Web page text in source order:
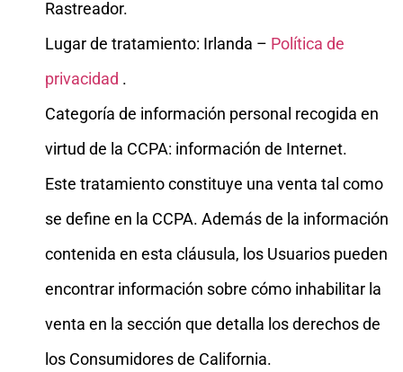
Rastreador.
Lugar de tratamiento: Irlanda – Política de
privacidad .
Categoría de información personal recogida en
virtud de la CCPA: información de Internet.
Este tratamiento constituye una venta tal como
se define en la CCPA. Además de la información
contenida en esta cláusula, los Usuarios pueden
encontrar información sobre cómo inhabilitar la
venta en la sección que detalla los derechos de
los Consumidores de California.